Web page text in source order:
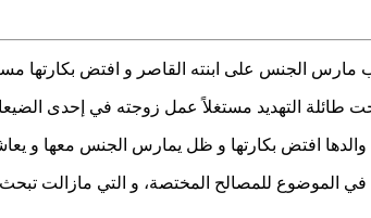
مارس الجنس على ابنته القاصر و افتض بكارتها
طائلة التهديد مستغلاً عمل زوجته في إحدى
في الموضوع للمصالح المختصة، و التي مازالت